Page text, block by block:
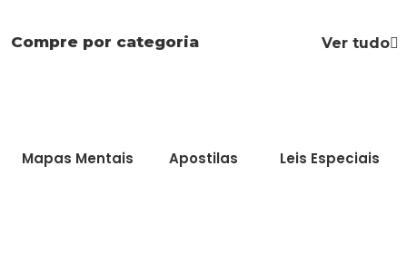
Compre por categoria Ver tudo
Mapas Mentais Apostilas Leis Especiais